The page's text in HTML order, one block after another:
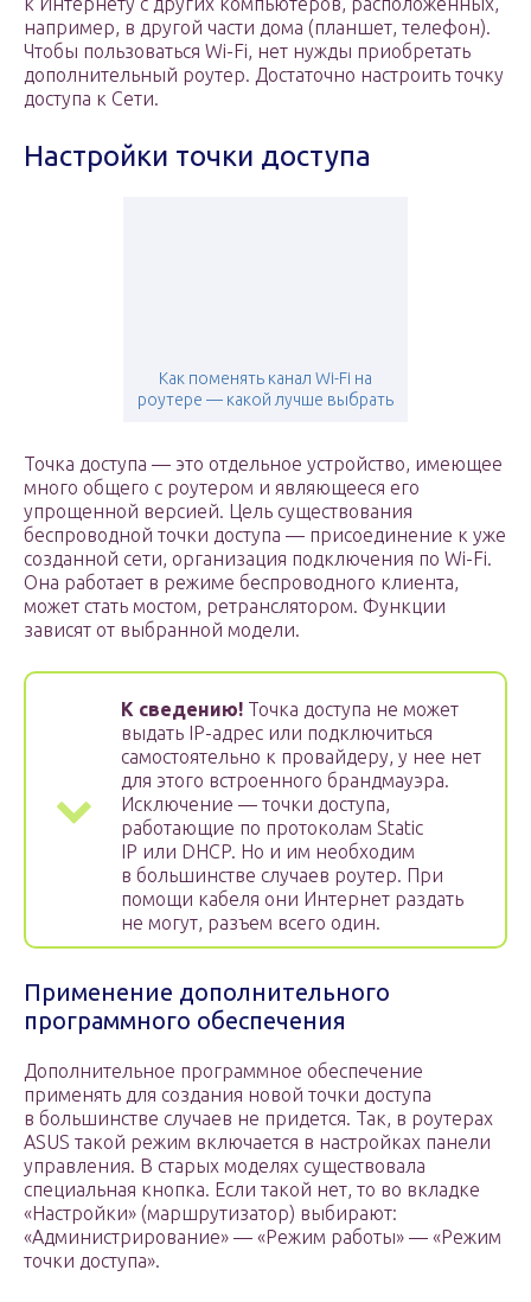
например, в другой части дома (планшет, телефон).
Чтобы пользоваться Wi-Fi, нет нужды приобретать
дополнительный роутер. Достаточно настроить точку
доступа к Сети.
Настройки точки доступа
Как поменять канал Wi-Fi на
роутере — какой лучше выбрать
Точка доступа — это отдельное устройство, имеющее
много общего с роутером и являющееся его
упрощенной версией. Цель существования
беспроводной точки доступа — присоединение к уже
созданной сети, организация подключения по Wi-Fi.
Она работает в режиме беспроводного клиента,
может стать мостом, ретранслятором. Функции
зависят от выбранной модели.
К сведению! Точка доступа не может
выдать IP-адрес или подключиться
самостоятельно к провайдеру, у нее нет
для этого встроенного брандмауэра.
Исключение — точки доступа,
работающие по протоколам Static
IP или DHCP. Но и им необходим
в большинстве случаев роутер. При
помощи кабеля они Интернет раздать
не могут, разъем всего один.
Применение дополнительного
программного обеспечения
Дополнительное программное обеспечение
применять для создания новой точки доступа
в большинстве случаев не придется. Так, в роутерах
ASUS такой режим включается в настройках панели
управления. В старых моделях существовала
специальная кнопка. Если такой нет, то во вкладке
«Настройки» (маршрутизатор) выбирают:
«Администрирование» — «Режим работы» — «Режим
точки доступа».